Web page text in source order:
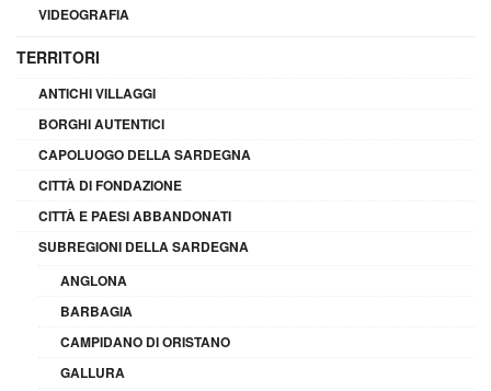
VIDEOGRAFIA
TERRITORI
ANTICHI VILLAGGI
BORGHI AUTENTICI
CAPOLUOGO DELLA SARDEGNA
CITTÀ DI FONDAZIONE
CITTÀ E PAESI ABBANDONATI
SUBREGIONI DELLA SARDEGNA
ANGLONA
BARBAGIA
CAMPIDANO DI ORISTANO
GALLURA